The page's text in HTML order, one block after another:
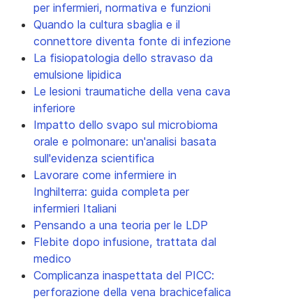
per infermieri, normativa e funzioni
Quando la cultura sbaglia e il
connettore diventa fonte di infezione
La fisiopatologia dello stravaso da
emulsione lipidica
Le lesioni traumatiche della vena cava
inferiore
Impatto dello svapo sul microbioma
orale e polmonare: un'analisi basata
sull'evidenza scientifica
Lavorare come infermiere in
Inghilterra: guida completa per
infermieri Italiani
Pensando a una teoria per le LDP
Flebite dopo infusione, trattata dal
medico
Complicanza inaspettata del PICC:
perforazione della vena brachicefalica